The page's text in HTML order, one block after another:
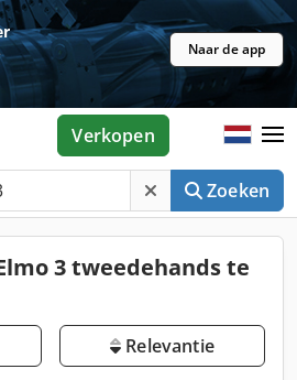
Naar de app
Zoeken
Verkopen
3 tweedehands te
Relevantie